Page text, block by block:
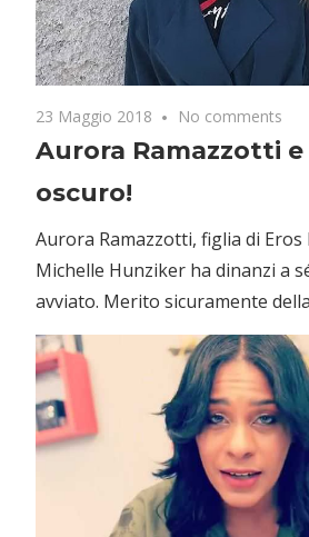
23 Maggio 2018 No comments
Aurora Ramazzotti
oscuro!
Aurora Ramazzotti, figlia di Eros
Michelle Hunziker ha dinanzi a
avviato. Merito sicuramente della